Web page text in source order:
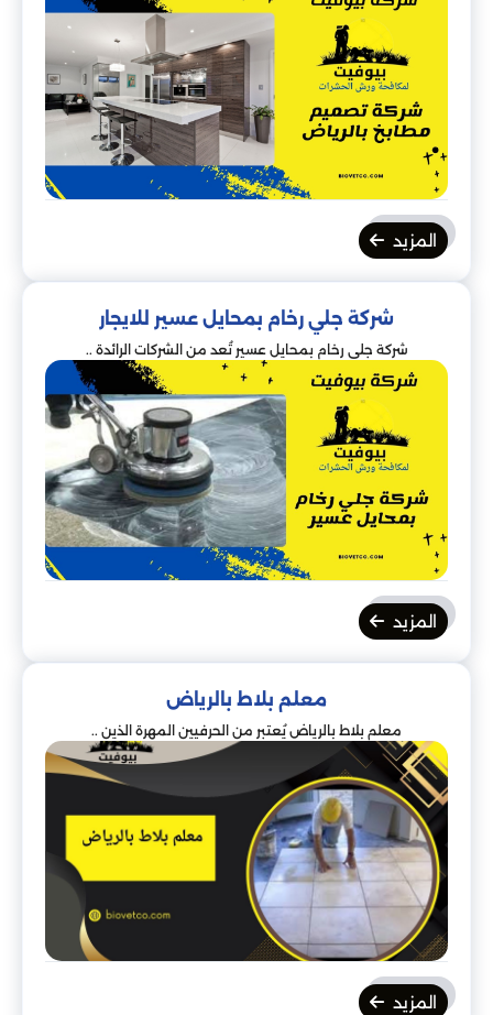
المزيد
شركة جلي رخام بمحايل عسير للايجار
شركة جلي رخام بمحايل عسير تُعد من الشركات الرائدة ..
المزيد
معلم بلاط بالرياض
معلم بلاط بالرياض يُعتبر من الحرفيين المهرة الذين ..
المزيد